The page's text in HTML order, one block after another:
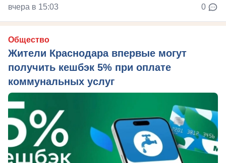
вчера в 15:03 0
Общество
Жители Краснодара впервые могут
получить кешбэк 5% при оплате
коммунальных услуг